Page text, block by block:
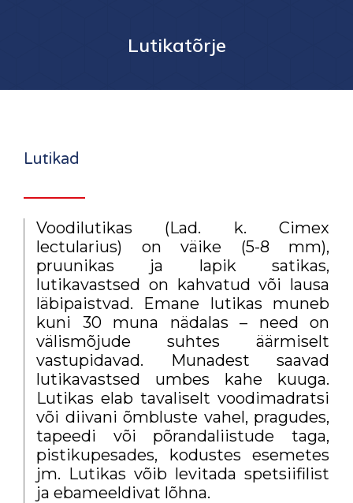
Lutikatõrje
Lutikad
Voodilutikas (Lad. k. Cimex
lectularius) on väike (5-8 mm),
pruunikas ja lapik satikas,
lutikavastsed on kahvatud või lausa
läbipaistvad. Emane lutikas muneb
kuni 30 muna nädalas – need on
välismõjude suhtes äärmiselt
vastupidavad. Munadest saavad
lutikavastsed umbes kahe kuuga.
Lutikas elab tavaliselt voodimadratsi
või diivani õmbluste vahel, pragudes,
tapeedi või põrandaliistude taga,
pistikupesades, kodustes esemetes
jm. Lutikas võib levitada spetsiifilist
ja ebameeldivat lõhna.